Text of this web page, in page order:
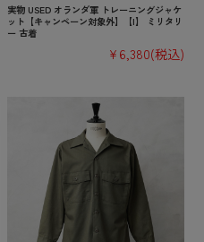
実物 USED オランダ軍 トレーニングジャケ
ット【キャンペーン対象外】【I】 ミリタリ
ー 古着
¥6,380(税込)